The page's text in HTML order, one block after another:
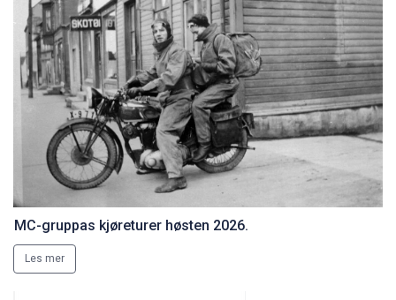
MC-gruppas kjøreturer høsten 2026.
Les mer